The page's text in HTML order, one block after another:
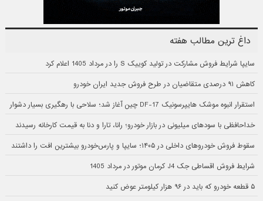
داغ ترین مطالب هفته
سایپا شرایط فروش مشارکت در تولید کوییک S را در مرداد 1405 اعلام کرد
کاهش ۹۱ درصدی متقاضیان در طرح فروش جدید ایران خودرو
استقرار انبوه موشک هایپرسونیک DF-17 چین آغاز شد؛ سلاحی با رهگیری بسیار دشوار
خداحافظی با سودهای میلیونی در بازار خودرو؛ رانا، تارا و دنا به قیمت کارخانه رسیدند
سقوط فروش خودروهای داخلی در ۱۴۰۵؛ سایپا و پارس‌خودرو بیشترین افت را داشتند
شرایط فروش اقساطی جک J4 کرمان موتور در مرداد 1405
۵ قطعه خودرو که باید در ۹۶ هزار کیلومتر عوض کنید